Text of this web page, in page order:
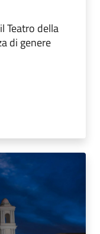
Teatro della
di genere